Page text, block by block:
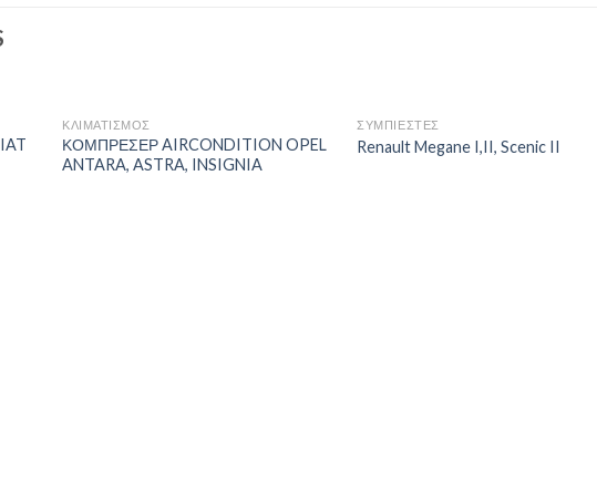
ΚΛΙΜΑΤΙΣΜΟΣ
ΚΟΜΠΡΕΣΕΡ AIRCONDITION OPEL
ANTARA, ASTRA, INSIGNIA
ΣΥΜΠΙΕΣΤΕΣ
Renault Megane I,II, Scenic II